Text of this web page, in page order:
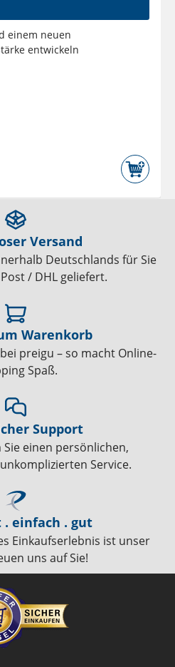
einem neuen
entwickeln
Versand
Deutschlands für Sie
/ DHL geliefert.
Warenkorb
preigu – so macht Online-
Spaß.
Support
einen persönlichen,
Service.
einfach . gut
Einkaufserlebnis ist unser
uns auf Sie!